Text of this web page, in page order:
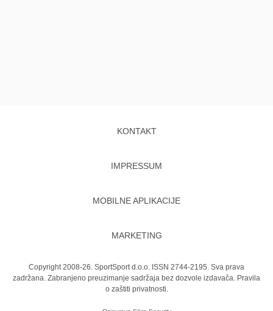
KONTAKT
IMPRESSUM
MOBILNE APLIKACIJE
MARKETING
Copyright 2008-26. SportSport d.o.o. ISSN 2744-2195. Sva prava
zadržana. Zabranjeno preuzimanje sadržaja bez dozvole izdavača. Pravila
o zaštiti privatnosti.